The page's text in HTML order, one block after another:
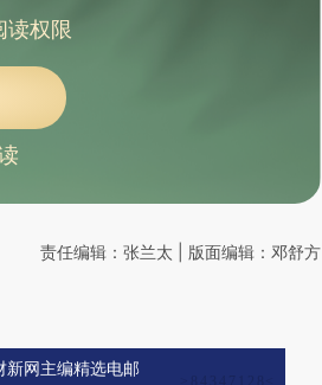
权限
责任编辑：张兰太 | 版面编辑：邓舒方
新网主编精选电邮